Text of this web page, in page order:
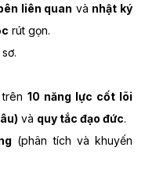
liên quan và nhật ký
rút gọn.
trên10 năng lực cốt lõi
và quy tắc đạo đức.
(phân tích và khuyến